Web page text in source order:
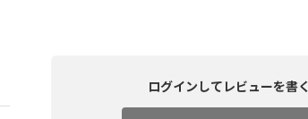
ログインしてレビューを書く